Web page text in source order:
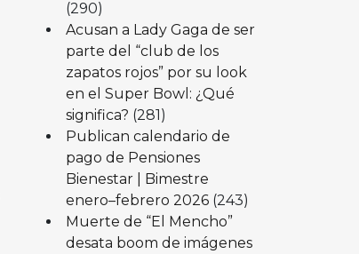
(290)
Acusan a Lady Gaga de ser
parte del “club de los
zapatos rojos” por su look
en el Super Bowl: ¿Qué
significa? (281)
Publican calendario de
pago de Pensiones
Bienestar | Bimestre
enero–febrero 2026 (243)
Muerte de “El Mencho”
desata boom de imágenes